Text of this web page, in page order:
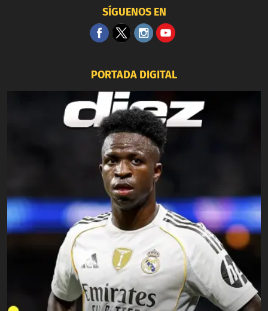
SÍGUENOS EN
PORTADA DIGITAL